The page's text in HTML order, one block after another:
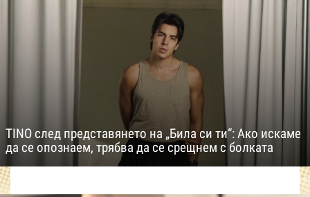
TINO след представянето на „Била си ти“: Ако искаме
да се опознаем, трябва да се срещнем с болката